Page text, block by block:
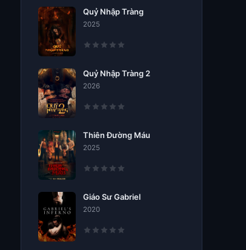
Quỷ Nhập Tràng
2025
Quỷ Nhập Tràng 2
2026
Thiên Đường Máu
2025
Giáo Sư Gabriel
2020